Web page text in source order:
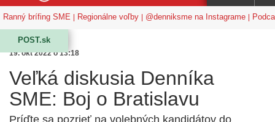
Ranný brífing SME Regionálne voľby @denniksme na Instagrame
POST.sk
19. okt 2022 o 13:18
Veľká diskusia Denníka
SME: Boj o Bratislavu
Príďte sa pozrieť na volebných kandidátov do